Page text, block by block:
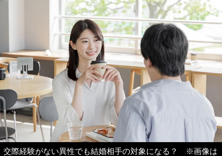
交際経験がない異性でも結婚相手の対象になる？ ※画像は